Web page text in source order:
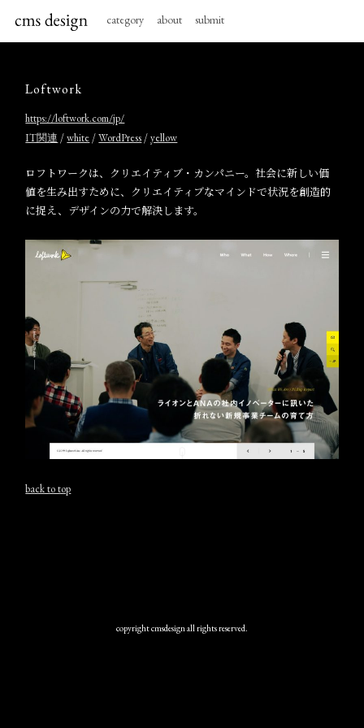
category about submit
Loftwork
https://loftwork.com/jp/
IT関連 /white /WordPress /yellow
ロフトワークは、クリエイティブ・カンパニー。社会に新しい価
値を生み出すために、クリエイティブなマインドで状況を創造的
に捉え、デザインの力で解決します。
back to top
copyright cmsdesign all rights reserved.